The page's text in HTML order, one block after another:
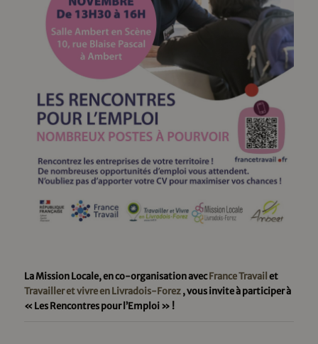
La Mission Locale, en co-organisation avecFrance Travail et
Travailler et vivre en Livradois-Forez, vous invite à participer à
« Les Rencontres pour l’Emploi » !